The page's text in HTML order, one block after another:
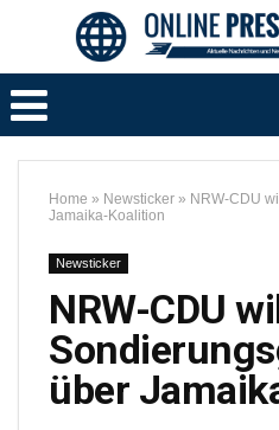
Home » Newsticker » NRW-CDU
Jamaika-Koalition
Newsticker
NRW-CDU
über